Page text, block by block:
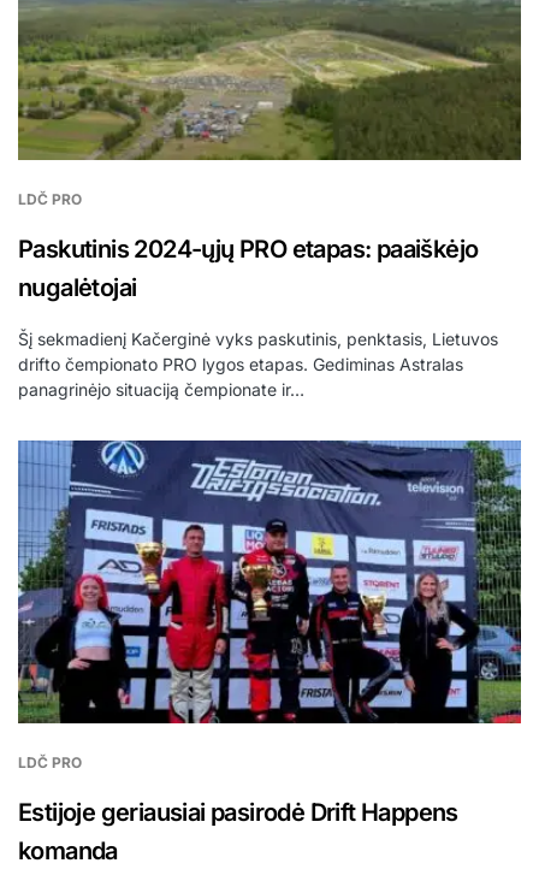
LDČ PRO
Paskutinis 2024-ųjų PRO etapas: paaiškėjo
nugalėtojai
Šį sekmadienį Kačerginė vyks paskutinis, penktasis, Lietuvos
drifto čempionato PRO lygos etapas. Gediminas Astralas
panagrinėjo situaciją čempionate ir…
LDČ PRO
Estijoje geriausiai pasirodė Drift Happens
komanda